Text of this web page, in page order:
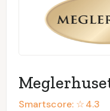
Smartscore: ☆4.3